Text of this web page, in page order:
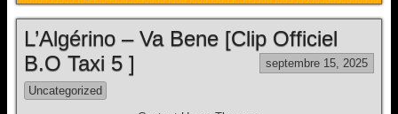
L’Algérino – Va Bene [Clip Officiel
B.O Taxi 5 ]
septembre 15, 2025
Uncategorized